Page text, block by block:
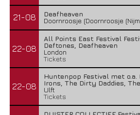
21-08
Deafheaven
Doornroosje (Doornroosje
22-08
All Points East Festival
Deftones, Deafheaven
London
Tickets
22-08
Huntenpop Festival met
Irons, The Dirty Daddies,
Ulft
Tickets